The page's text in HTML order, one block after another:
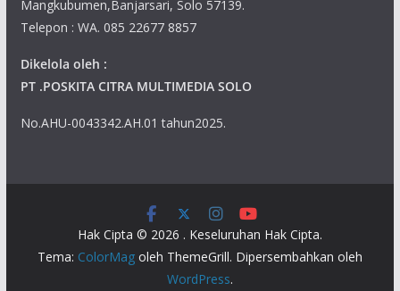
Mangkubumen,Banjarsari, Solo 57139.
Telepon : WA. 085 22677 8857
Dikelola oleh :
PT .POSKITA CITRA MULTIMEDIA SOLO
No.AHU-0043342.AH.01 tahun2025.
Hak Cipta © 2026 . Keseluruhan Hak Cipta.
Tema: ColorMagoleh ThemeGrill. Dipersembahkan oleh
WordPress.